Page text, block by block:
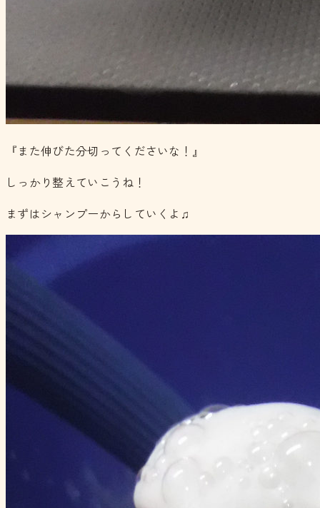
『また伸びた分切ってくださいな！』
しっかり整えていこうね！
まずはシャンプーからしていくよ♫